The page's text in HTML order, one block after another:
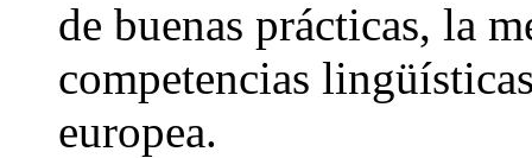
de buenas prácticas, la
competencias
europea.